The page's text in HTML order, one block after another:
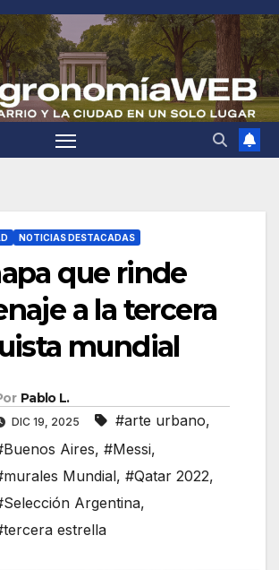
NOTICIAS DESTACADAS
que rinde
a la tercera
mundial
Pablo L.
DIC 19, 2025 #arte urbano,
Aires, #Messi,
Mundial, #Qatar 2022,
Argentina,
estrella